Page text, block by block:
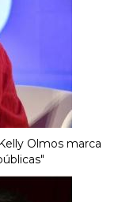
Olmos marca